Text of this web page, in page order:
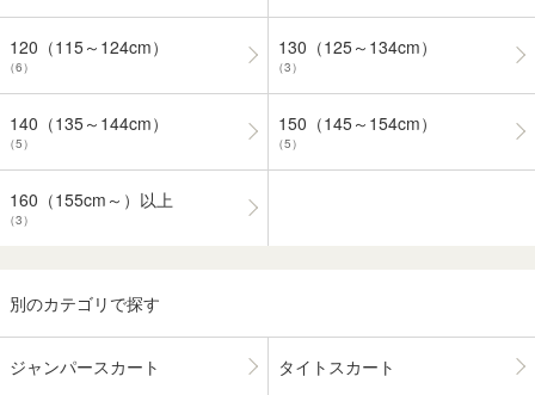
120（115～124cm）
（6）
130（125～134cm）
（3）
140（135～144cm）
（5）
150（145～154cm）
（5）
160（155cm～）以上
（3）
別のカテゴリで探す
ジャンパースカート タイトスカート